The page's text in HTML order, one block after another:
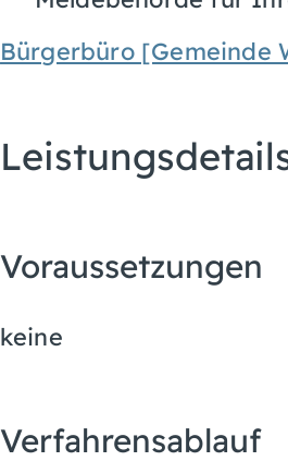
Bürgerbüro [Gemeinde
Voraussetzungen
keine
Verfahrensablauf